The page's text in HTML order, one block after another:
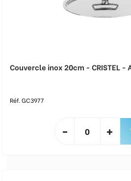
Couvercle inox 20cm - CRISTEL -
Réf. GC3977